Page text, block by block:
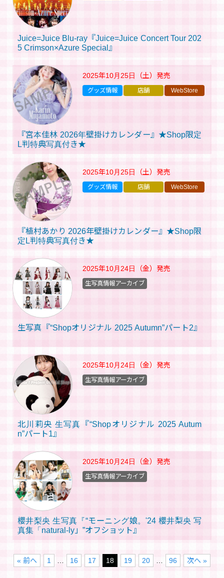
Juice=Juice Blu-ray『Juice=Juice Concert Tour 202
5 Crimson×Azure Special』
2025年10月25日（土） 発売
『宮本佳林 2026年壁掛けカレンダー』★Shop限定
L判特典写真付き★
グッズ情報 店舗 WebStore
2025年10月25日（土） 発売
『植村あかり 2026年壁掛けカレンダー』★Shop限
定L判特典写真付き★
グッズ情報 店舗 WebStore
2025年10月24日（金） 発売
生写真『“Shopオリジナル 2025 Autumn”パート2』
生写真情報アーカイブ
2025年10月24日（金） 発売
北川莉央 生写真『“Shopオリジナル 2025 Autum
n”パート1』
生写真情報アーカイブ
2025年10月24日（金） 発売
櫻井梨央 生写真『“モーニング娘。'24 櫻井梨央 写
真集「natural-ly」”オフショット』
生写真情報アーカイブ
« 前へ 1 … 16 17 18 19 20 … 96 次へ »